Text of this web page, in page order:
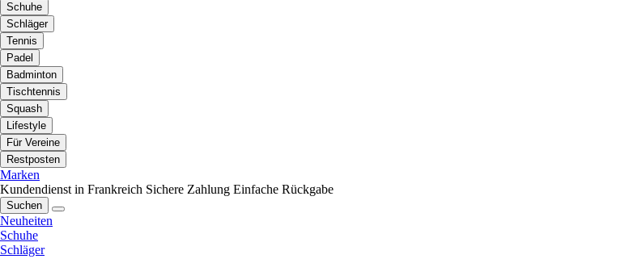
Schuhe
Schläger
Tennis
Padel
Badminton
Tischtennis
Squash
Lifestyle
Für Vereine
Restposten
Marken
Kundendienst in Frankreich Sichere Zahlung Einfache Rückgabe
Suchen
Neuheiten
Schuhe
Schläger